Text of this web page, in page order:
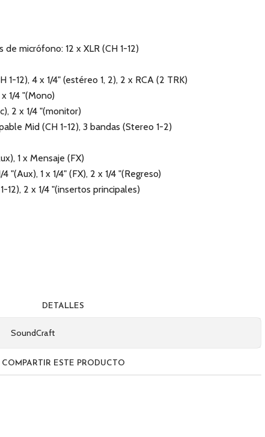
micrófono: 12 x XLR (CH 1-12)
1-12), 4 x 1/4" (estéreo 1, 2), 2 x RCA (2 TRK)
1/4 "(Mono)
2 x 1/4 "(monitor)
Mid (CH 1-12), 3 bandas (Stereo 1-2)
1 x Mensaje (FX)
"(Aux), 1 x 1/4" (FX), 2 x 1/4 "(Regreso)
12), 2 x 1/4 "(insertos principales)
DETALLES
SoundCraft
COMPARTIR ESTE PRODUCTO